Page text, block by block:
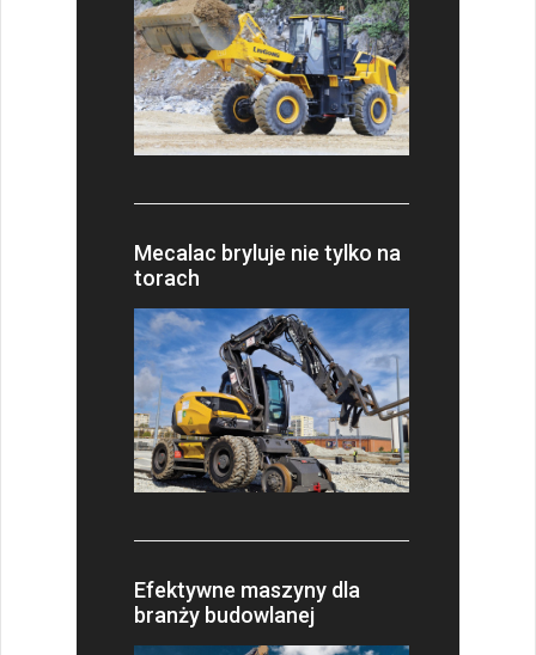
Mecalac bryluje nie tylko na
torach
Efektywne maszyny dla
branży budowlanej